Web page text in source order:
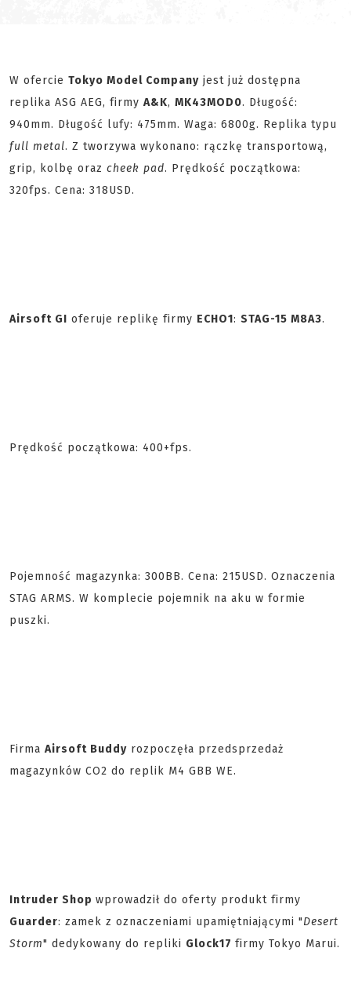
W ofercie Tokyo Model Company jest już dostępna
replika ASG AEG, firmy A&K, MK43MOD0. Długość:
940mm. Długość lufy: 475mm. Waga: 6800g. Replika typu
full metal. Z tworzywa wykonano: rączkę transportową,
grip, kolbę oraz cheek pad. Prędkość początkowa:
320fps. Cena: 318USD.
Airsoft GI oferuje replikę firmy ECHO1: STAG-15 M8A3.
Prędkość początkowa: 400+fps.
Pojemność magazynka: 300BB. Cena: 215USD. Oznaczenia
STAG ARMS. W komplecie pojemnik na aku w formie
puszki.
Firma Airsoft Buddy rozpoczęła przedsprzedaż
magazynków CO2 do replik M4 GBB WE.
Intruder Shop wprowadził do oferty produkt firmy
Guarder: zamek z oznaczeniami upamiętniającymi "Desert
Storm" dedykowany do repliki Glock17 firmy Tokyo Marui.